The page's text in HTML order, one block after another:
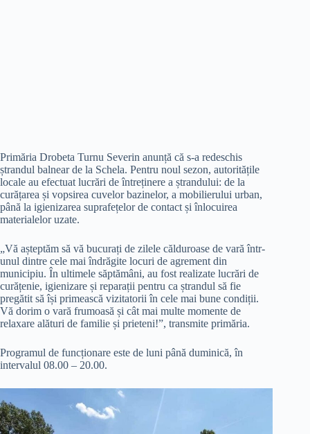
Primăria Drobeta Turnu Severin anunță că s-a redeschis
ștrandul balnear de la Schela. Pentru noul sezon, autoritățile
locale au efectuat lucrări de întreținere a ștrandului: de la
curățarea și vopsirea cuvelor bazinelor, a mobilierului urban,
până la igienizarea suprafețelor de contact și înlocuirea
materialelor uzate.
„Vă așteptăm să vă bucurați de zilele călduroase de vară într-
unul dintre cele mai îndrăgite locuri de agrement din
municipiu. În ultimele săptămâni, au fost realizate lucrări de
curățenie, igienizare și reparații pentru ca ștrandul să fie
pregătit să își primească vizitatorii în cele mai bune condiții.
Vă dorim o vară frumoasă și cât mai multe momente de
relaxare alături de familie și prieteni!”, transmite primăria.
Programul de funcționare este de luni până duminică, în
intervalul 08.00 – 20.00.